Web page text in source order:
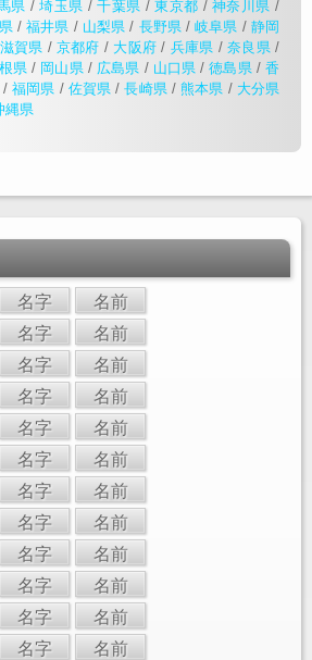
県 /埼玉県 /千葉県 /東京都 /神奈川県 /
/福井県 / 山梨県 / 長野県/岐阜県 / 静岡
滋賀県 / 京都府 / 大阪府 / 兵庫県 / 奈良県/
県/ 岡山県/ 広島県 / 山口県 /徳島県/香
福岡県 / 佐賀県 /長崎県/熊本県 / 大分県
縄県
名字 名前
名字 名前
名字 名前
名字 名前
名字 名前
名字 名前
名字 名前
名字 名前
名字 名前
名字 名前
名字 名前
名字 名前